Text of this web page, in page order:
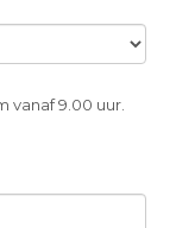
vanaf 9.00 uur.